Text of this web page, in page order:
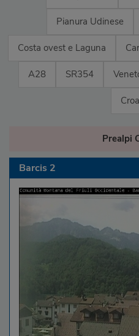
Pianura Udinese
Costa ovest e Laguna
A28 SR354
Prealpi
Barcis 2